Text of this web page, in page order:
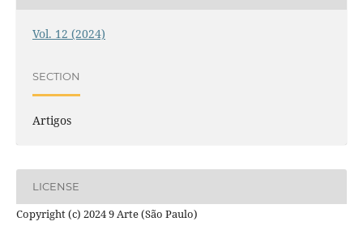
Vol. 12 (2024)
SECTION
Artigos
LICENSE
Copyright (c) 2024 9 Arte (São Paulo)